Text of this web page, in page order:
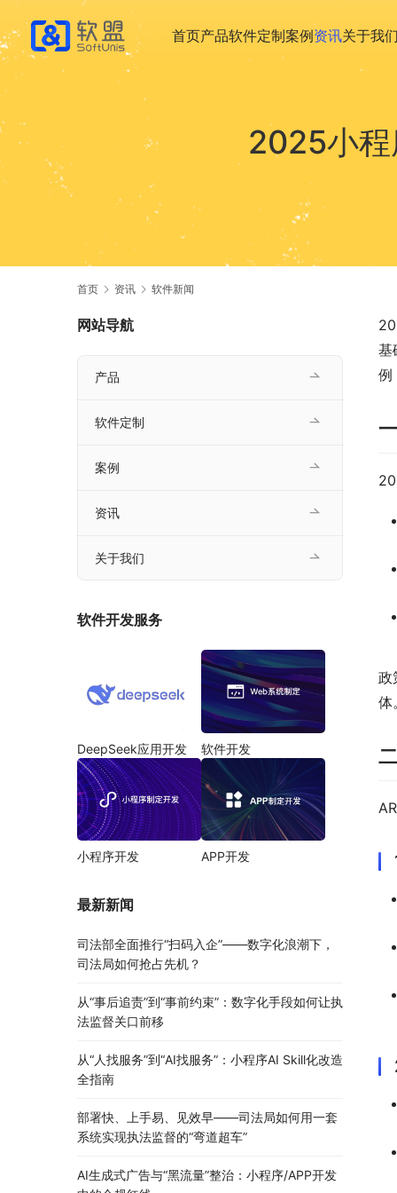
首页产品软件定制案例资讯关于我
2025小程
首页 资讯 软件新闻
基
例
政
体
网站导航
产品
软件定制
案例
资讯
关于我们
软件开发服务
DeepSeek应用开发 软件开发
小程序开发 APP开发
最新新闻
司法部全面推行“扫码入企”——数字化浪潮下，
司法局如何抢占先机？
从“事后追责”到“事前约束”：数字化手段如何让执
法监督关口前移
从“人找服务”到“AI找服务”：小程序AI Skill化改造
全指南
部署快、上手易、见效早——司法局如何用一套
系统实现执法监督的“弯道超车”
AI生成式广告与“黑流量”整治：小程序/APP开发